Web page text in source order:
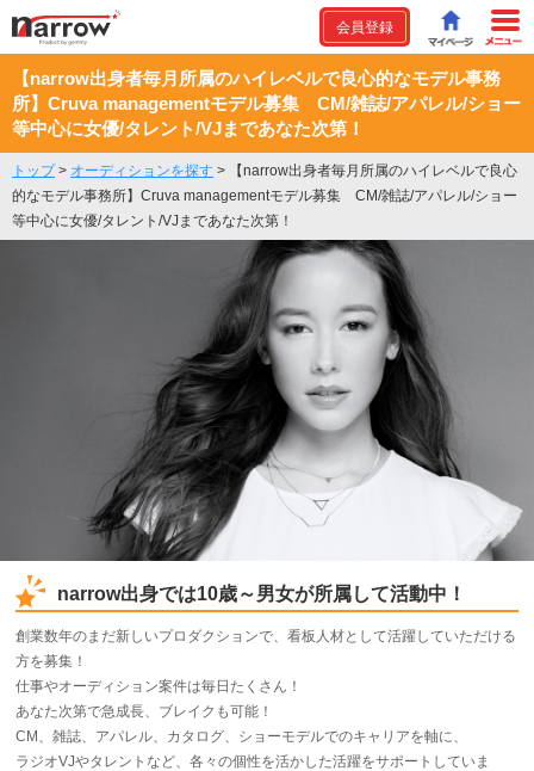
会員登録
【narrow出身者毎月所属のハイレベルで良心的なモデル事務
所】Cruva managementモデル募集 CM/雑誌/アパレル/ショー
等中心に女優/タレント/VJまであなた次第！
トップ> オーディションを探す >
【narrow出身者毎月所属のハイレベルで良心
的なモデル事務所】Cruva managementモデル募集 CM/雑誌/アパレル/ショー
等中心に女優/タレント/VJまであなた次第！
narrow出身では10歳～男女が所属して活動中！
創業数年のまだ新しいプロダクションで、看板人材として活躍していただける
方を募集！
仕事やオーディション案件は毎日たくさん！
あなた次第で急成長、ブレイクも可能！
CM、雑誌、アパレル、カタログ、ショーモデルでのキャリアを軸に、
ラジオVJやタレントなど、各々の個性を活かした活躍をサポートしていま